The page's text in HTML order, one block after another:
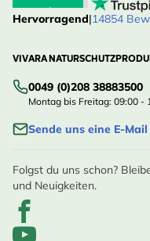
Hervorragend|14854
VIVARA
0049 (0)208 38883500
Montag bis Freitag: 09:00 -
Sende uns eine E-Mail
Folgst du uns schon?
und Neuigkeiten.